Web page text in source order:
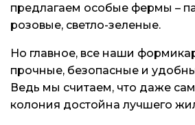
предлагаем особые фермы –
розовые, светло-зеленые.
Но главное, все наши
прочные, безопасные и
Ведь мы считаем, что даже
колония достойна лучшего